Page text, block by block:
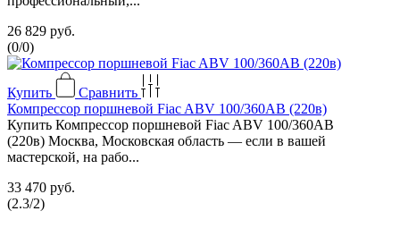
26 829 руб.
(0/0)
Купить
Сравнить
Компрессор поршневой Fiac ABV 100/360АВ (220в)
Купить Компрессор поршневой Fiac ABV 100/360АВ
(220в) Москва, Московская область — если в вашей
мастерской, на рабо...
33 470 руб.
(2.3/2)